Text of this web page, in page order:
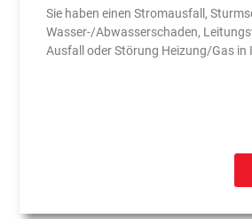
Sie haben einen Stromausfall,
Wasser-/Abwasserschaden,
Ausfall oder Störung Heizung/Gas in